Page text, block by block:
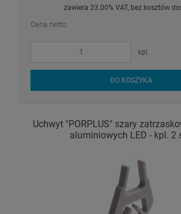
zawiera 23.00% VAT, bez kosztów
Cena netto:
kpl.
DO KOSZYKA
Uchwyt "PORPLUS" szary
aluminiowych LED - kpl. 2